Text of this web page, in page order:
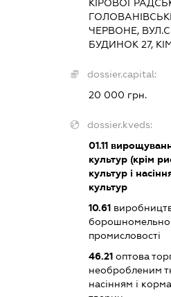
ЧЕРВОНЕ,
БУДИНОК 27,
dossier.capital:
20 000 грн.
dossier.kveds:
01.11
культур (крім
культур і
культур
10.61
промисловості
46.21 оптова
необробленим
насінням і